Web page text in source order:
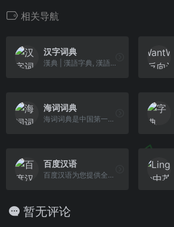
相关导航
汉字词典
漢典 | 漢語字典, 漢語詞典, 康熙字典, 說文解字, 音韻方言, 字源字形, 異體字
海词词典
海词词典是中国第一个在线词典，海量权威词典官方网站。独有2000万词汇，配释义饼图、精细讲解、优质例句，专业提供60个行业11个语种的在线词典和在线翻译服务。
百度汉语
百度汉语为您提供全面、权威的汉语数据，包括汉字、词语、成语、诗词等诸多内容；同时运用问答、拍照、语音等人工智能技术，为您提供更加人性高效的交互方式，让不识字、提笔忘字、语文题不会做等烦恼一扫而光；您也可以方便的添加管理自己的生词本，提高学习复习效率。
暂无评论